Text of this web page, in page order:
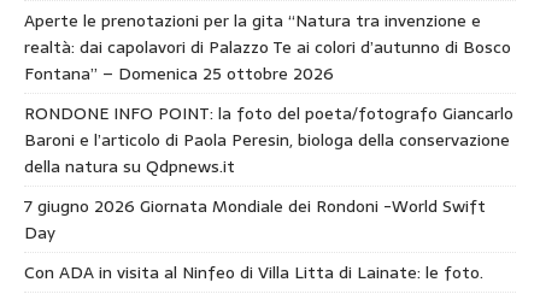
Aperte le prenotazioni per la gita “Natura tra invenzione e
realtà: dai capolavori di Palazzo Te ai colori d’autunno di Bosco
Fontana” – Domenica 25 ottobre 2026
RONDONE INFO POINT: la foto del poeta/fotografo Giancarlo
Baroni e l’articolo di Paola Peresin, biologa della conservazione
della natura su Qdpnews.it
7 giugno 2026 Giornata Mondiale dei Rondoni -World Swift
Day
Con ADA in visita al Ninfeo di Villa Litta di Lainate: le foto.